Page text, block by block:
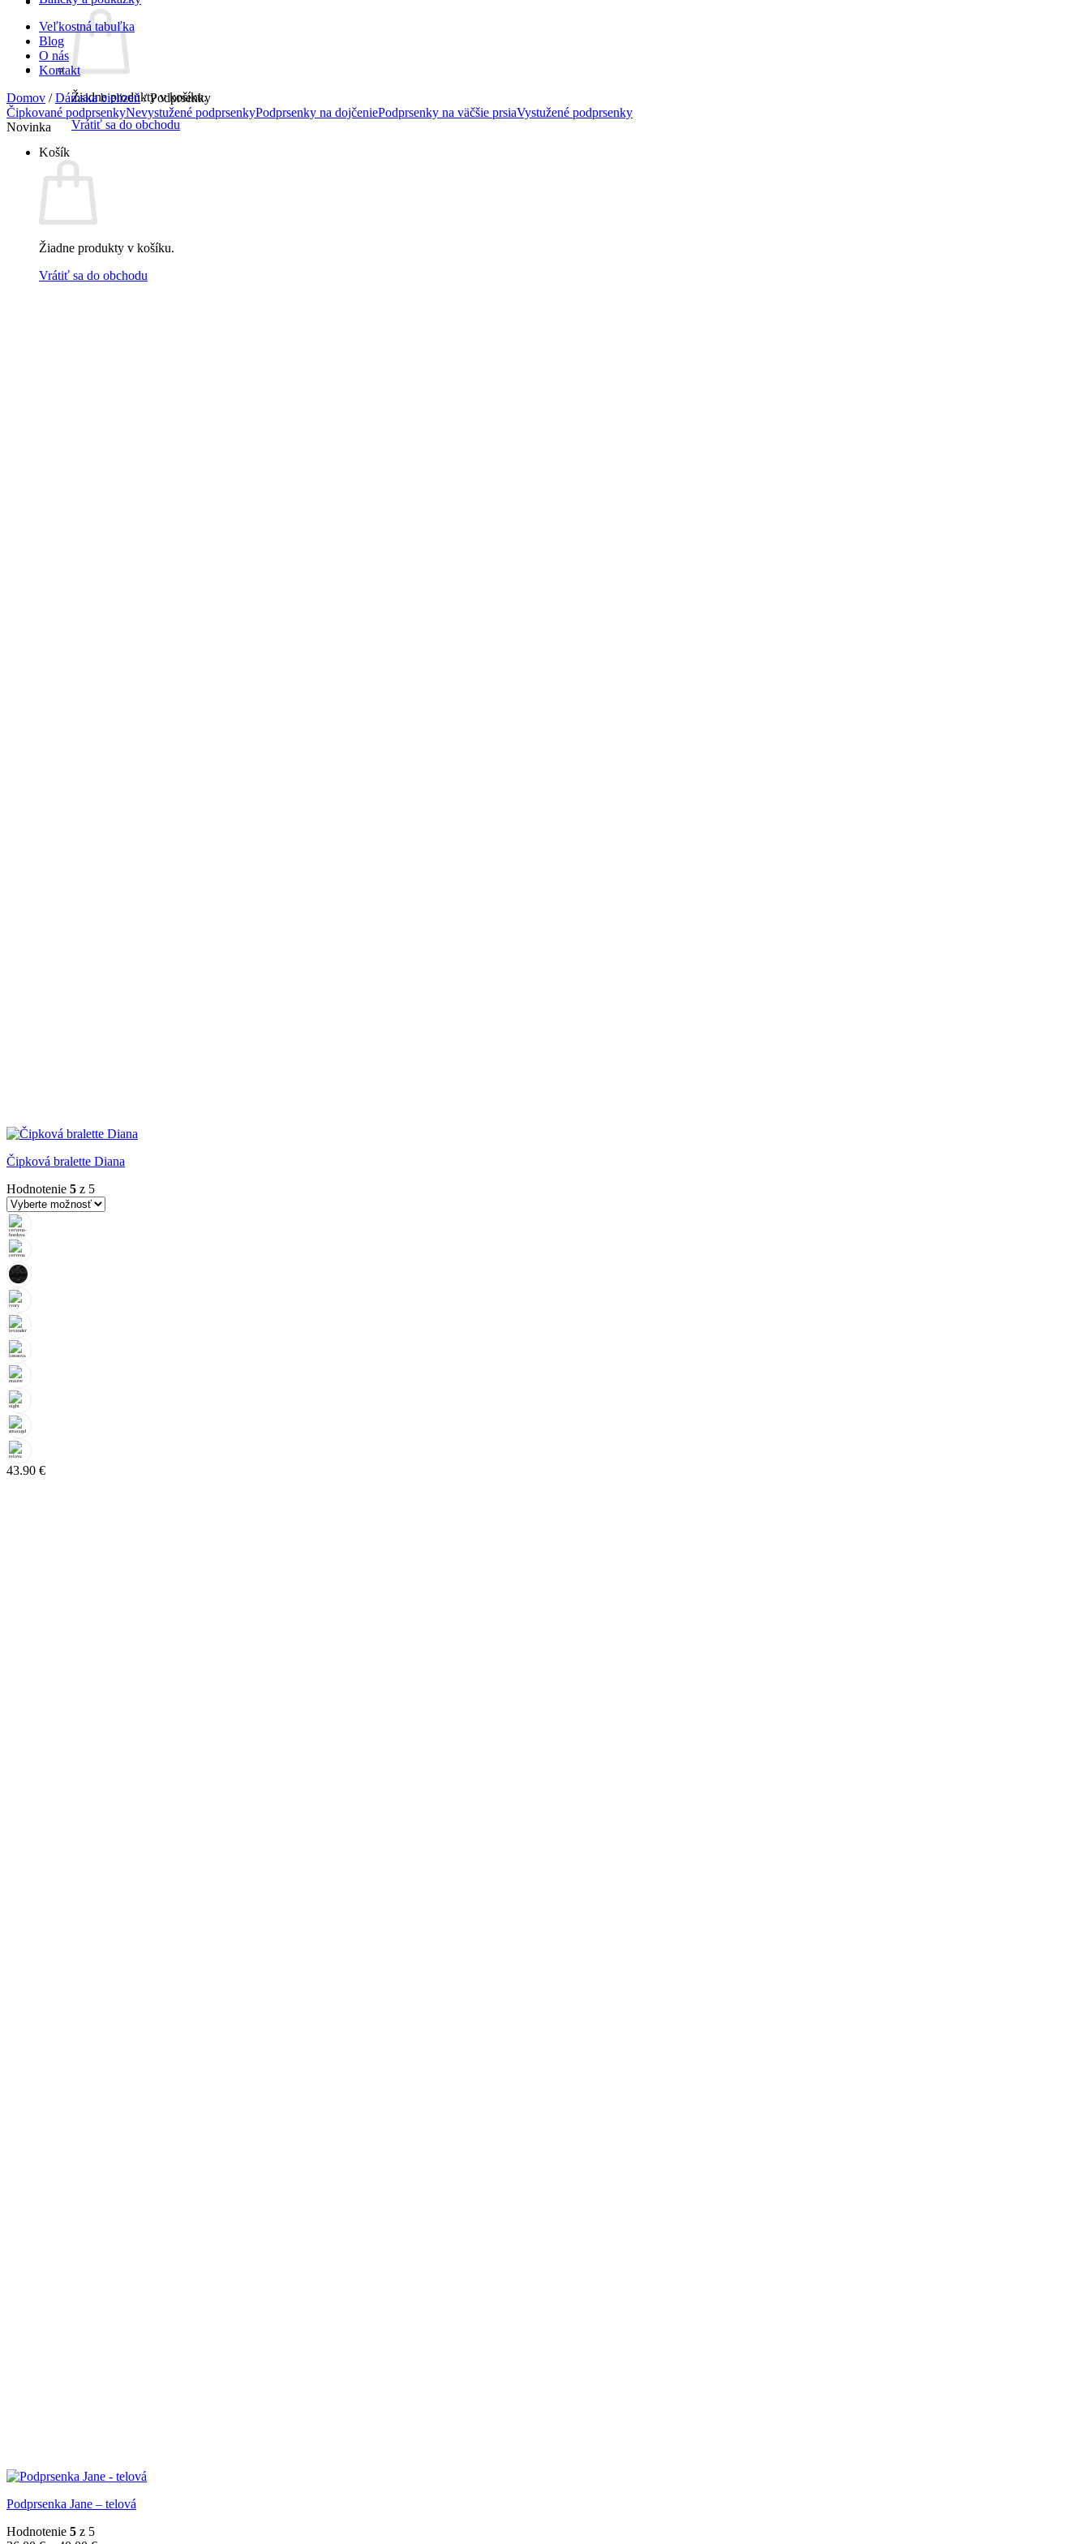
Žiadne produkty v košíku.
Vrátiť sa do obchodu
Košík
Žiadne produkty v košíku.
Vrátiť sa do obchodu
Veľkostná tabuľka
Blog
O nás
Kontakt
Domov / Dámska bielizeň /Podprsenky
Čipkované podprsenkyNevystužené podprsenkyPodprsenky na dojčeniePodprsenky na väčšie prsiaVystužené podprsenky
Novinka
Čipková bralette Diana
Hodnotenie 5 z 5
43.90 €
Podprsenka Jane – telová
Hodnotenie 5 z 5